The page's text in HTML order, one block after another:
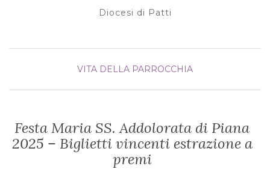
Diocesi di Patti
VITA DELLA PARROCCHIA
Festa Maria SS. Addolorata di Piana
2025 – Biglietti vincenti estrazione a
premi